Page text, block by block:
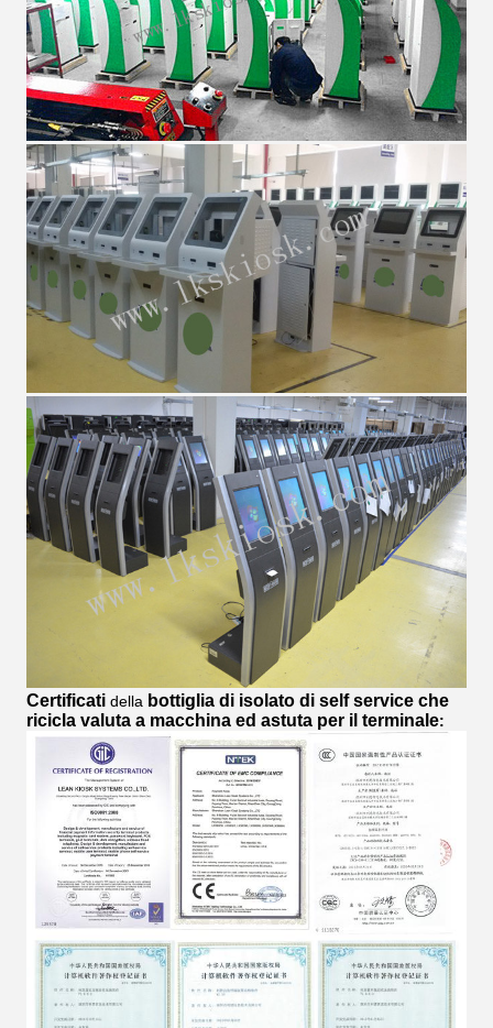
Certificati della bottiglia di isolato di self service che
ricicla valuta a macchina ed astuta per il terminale: